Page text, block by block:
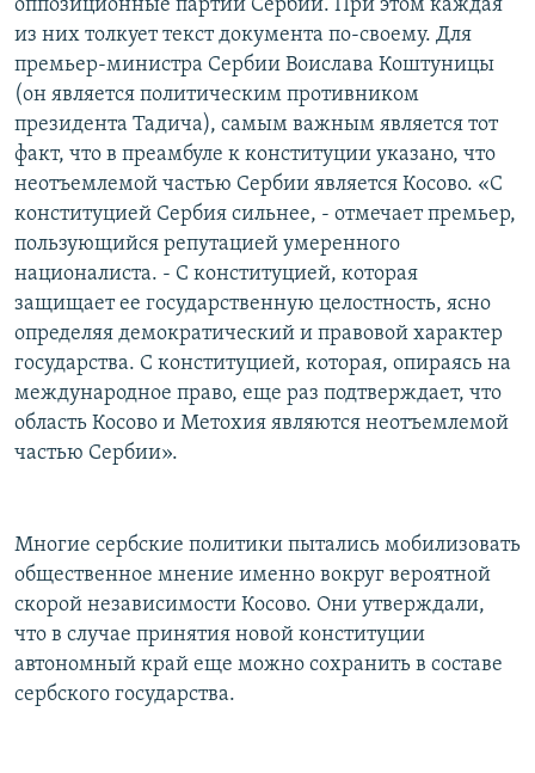
оппозиционные партии Сербии. При этом каждая
из них толкует текст документа по-своему. Для
премьер-министра Сербии Воислава Коштуницы
(он является политическим противником
президента Тадича), самым важным является тот
факт, что в преамбуле к конституции указано, что
неотъемлемой частью Сербии является Косово. «С
конституцией Сербия сильнее, - отмечает премьер,
пользующийся репутацией умеренного
националиста. - С конституцией, которая
защищает ее государственную целостность, ясно
определяя демократический и правовой характер
государства. С конституцией, которая, опираясь на
международное право, еще раз подтверждает, что
область Косово и Метохия являются неотъемлемой
частью Сербии».
Многие сербские политики пытались мобилизовать
общественное мнение именно вокруг вероятной
скорой независимости Косово. Они утверждали,
что в случае принятия новой конституции
автономный край еще можно сохранить в составе
сербского государства.